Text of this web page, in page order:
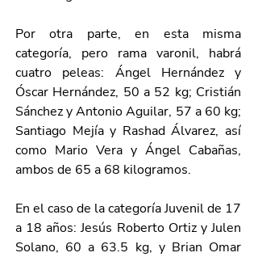
Por otra parte, en esta misma
categoría, pero rama varonil, habrá
cuatro peleas: Ángel Hernández y
Óscar Hernández, 50 a 52 kg; Cristián
Sánchez y Antonio Aguilar, 57 a 60 kg;
Santiago Mejía y Rashad Álvarez, así
como Mario Vera y Ángel Cabañas,
ambos de 65 a 68 kilogramos.
En el caso de la categoría Juvenil de 17
a 18 años: Jesús Roberto Ortiz y Julen
Solano, 60 a 63.5 kg, y Brian Omar